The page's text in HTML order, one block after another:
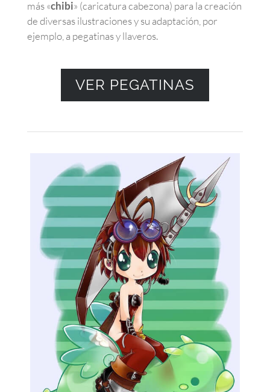
más «chibi» (caricatura cabezona) para la creación
de diversas ilustraciones y su adaptación, por
ejemplo, a pegatinas y llaveros.
VER PEGATINAS